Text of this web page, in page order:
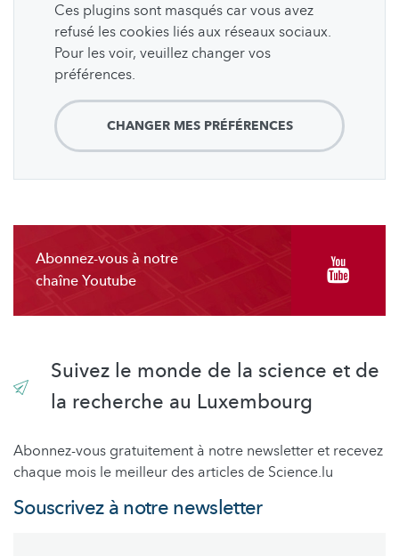
Ces plugins sont masqués car vous avez
refusé les cookies liés aux réseaux sociaux.
Pour les voir, veuillez changer vos
préférences.
CHANGER MES PRÉFÉRENCES
Abonnez-vous à notre
chaîne Youtube
Suivez le monde de la science et de
la recherche au Luxembourg
Abonnez-vous gratuitement à notre newsletter et recevez
chaque mois le meilleur des articles de Science.lu
Souscrivez à notre newsletter